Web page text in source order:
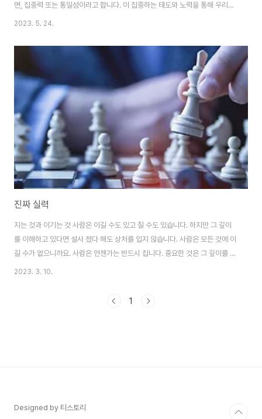
면, 집중력 또는 통일성이라고 합니다. 이 집중하는 태도와 노력을 통해 우리는
스스로 정화되기도 하고 안정되기도 하며 또 문제의 본질을 통찰하는 힘을 얻
적인 상태를 나타내는 용어로, 주어진 작업이나 활동에 완전히 몰두하고 집중
하며, 분산된 생각이나 감정을 제어하여 단일한 목표에 집중하는 능력을 의미
합니다. 밥먹기나 청소하기와 같은 간단한 일상 활동에서도 집중력을 발휘할
수 있으며, 이는 심리적 안정과 정화, 문제 해결 능력 향상에 도움을 줄 수 있습
니다. 집중하는 태도와 노력을 통..
2023. 5. 24.
진짜 실력
지는 것과 이기는 것 사람은 이길 수도 있고 질 수도 있습니다. 하지만 그 깊이
를 이해하고 있다면 설사 졌다 해도 상처를 입지 않습니다. 사람은 모든 것에 이
길 수가 없으니까요. 사람은 언젠가는 반드시 집니다. 중요한 것은 그 깊이를 이
해하는 것입니다. - 무라카미 하루키의 《침묵》 중에서 - * 지고 이기는 것에 대
2023. 3. 10.
1
Designed by 티스토리